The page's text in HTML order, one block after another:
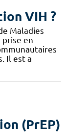
VIH ?
Maladies
prise en
Il est a
(PrEP)